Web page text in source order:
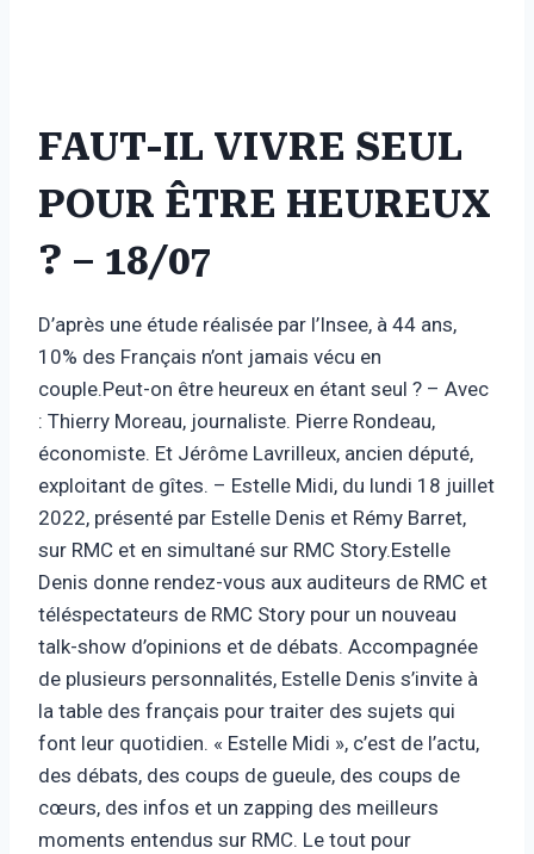
FAUT-IL VIVRE SEUL
POUR ÊTRE HEUREUX
? – 18/07
D’après une étude réalisée par l’Insee, à 44 ans,
10% des Français n’ont jamais vécu en
couple.Peut-on être heureux en étant seul ? – Avec
: Thierry Moreau, journaliste. Pierre Rondeau,
économiste. Et Jérôme Lavrilleux, ancien député,
exploitant de gîtes. – Estelle Midi, du lundi 18 juillet
2022, présenté par Estelle Denis et Rémy Barret,
sur RMC et en simultané sur RMC Story.Estelle
Denis donne rendez-vous aux auditeurs de RMC et
téléspectateurs de RMC Story pour un nouveau
talk-show d’opinions et de débats. Accompagnée
de plusieurs personnalités, Estelle Denis s’invite à
la table des français pour traiter des sujets qui
font leur quotidien. « Estelle Midi », c’est de l’actu,
des débats, des coups de gueule, des coups de
cœurs, des infos et un zapping des meilleurs
moments entendus sur RMC. Le tout pour